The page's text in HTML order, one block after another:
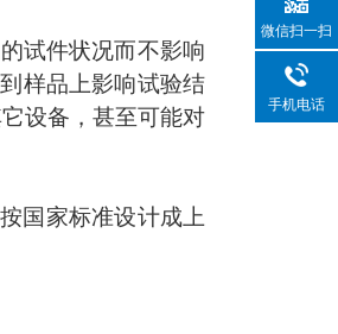
试件状况而不影响
样品上影响试验结
设备，甚至可能对
国家标准设计成上
微信扫一扫
手机电话